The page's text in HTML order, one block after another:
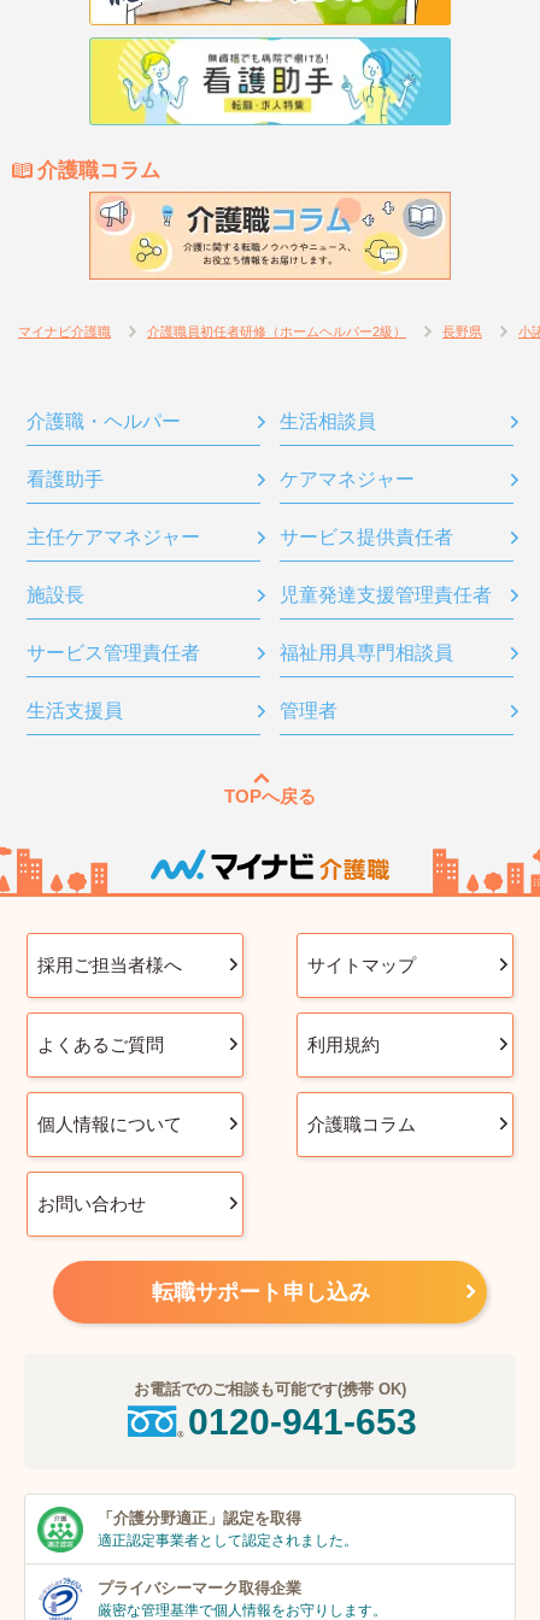
介護職コラム
マイナビ介護職 介護職員初任者研修（ホームヘルパー2級） 長野県 小
介護職・ヘルパー 生活相談員
看護助手 ケアマネジャー
主任ケアマネジャー サービス提供責任者
施設長 児童発達支援管理責任者
サービス管理責任者 福祉用具専門相談員
生活支援員 管理者
TOPへ戻る
採用ご担当者様へ サイトマップ
よくあるご質問 利用規約
個人情報について 介護職コラム
お問い合わせ
転職サポート申し込み
お電話でのご相談も可能です(携帯 OK)
0120-941-653
「介護分野適正」 認定を取得
適正認定事業者として認定されました。
プライバシーマーク取得企業
厳密な管理基準で個人情報をお守りします。